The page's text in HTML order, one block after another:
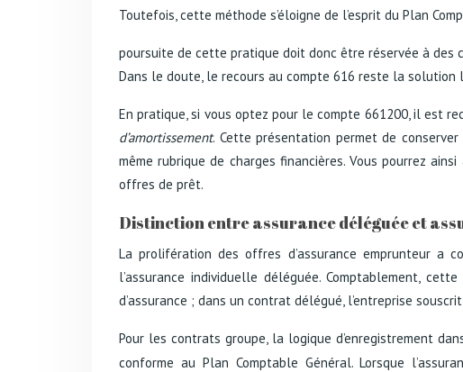
Toutefois, cette méthode s’éloigne de l’esprit du Plan
poursuite de cette pratique doit donc être réservée à des
Dans le doute, le recours au compte 616 reste la
En pratique, si vous optez pour le compte 661200, il est
d’amortissement. Cette présentation permet de
même rubrique de charges financières. Vous pourrez
offres de prêt.
Distinction entre assurance déléguée et
La prolifération des offres d’assurance emprunteur a
l’assurance individuelle déléguée. Comptablement,
d’assurance ; dans un contrat délégué, l’entreprise
Pour les contrats groupe, la logique d’enregistrement
conforme au Plan Comptable Général. Lorsque